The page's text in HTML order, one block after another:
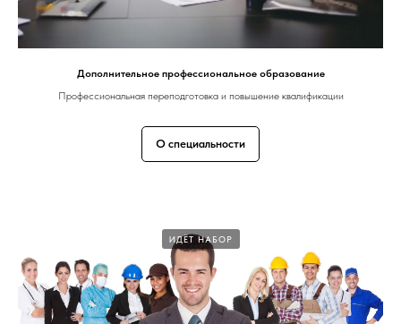
Дополнительное профессиональное образование
Профессиональная переподготовка и повышение квалификации
О специальности
ИДЁТ НАБОР